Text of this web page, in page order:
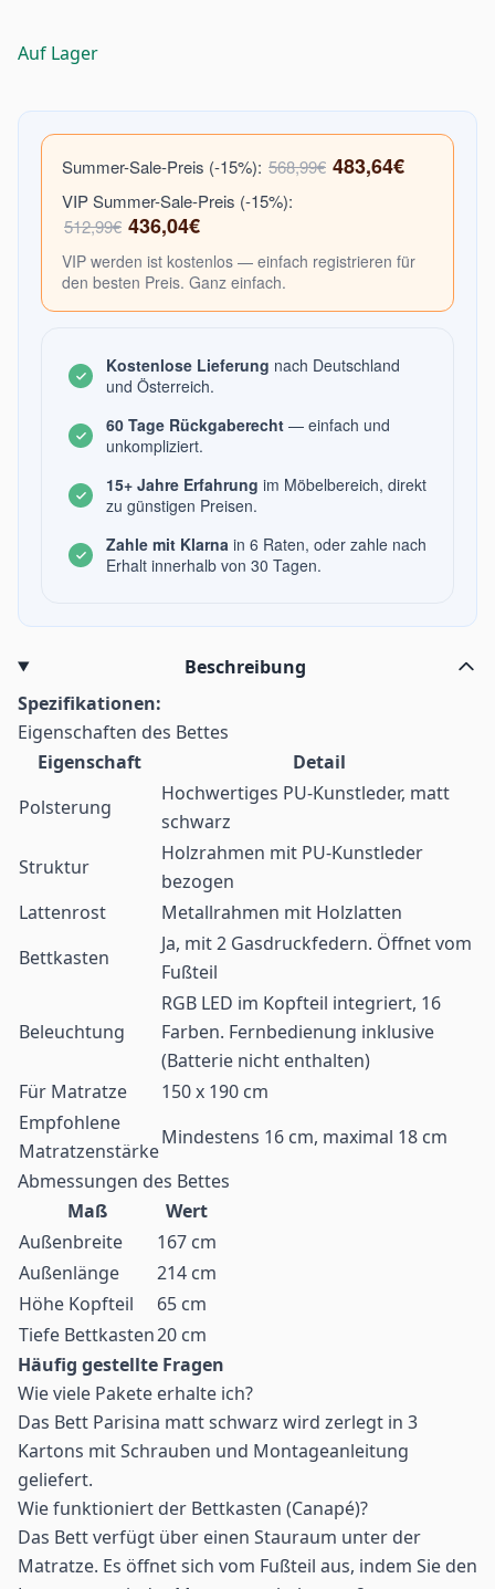
Auf Lager
Summer-Sale-Preis (-15%): 568,99€ 483,64€
VIP Summer-Sale-Preis (-15%):
512,99€ 436,04€
VIP werden ist kostenlos — einfach registrieren für
den besten Preis. Ganz einfach.
Kostenlose Lieferung nach Deutschland
und Österreich.
60 Tage Rückgaberecht — einfach und
unkompliziert.
15+ Jahre Erfahrung im Möbelbereich, direkt
zu günstigen Preisen.
Zahle mit Klarna in 6 Raten, oder zahle nach
Erhalt innerhalb von 30 Tagen.
Beschreibung
Spezifikationen:
Eigenschaften des Bettes
Eigenschaft
Detail
Polsterung
Hochwertiges PU-Kunstleder, matt
schwarz
Struktur
Holzrahmen mit PU-Kunstleder
bezogen
Lattenrost
Metallrahmen mit Holzlatten
Bettkasten
Ja, mit 2 Gasdruckfedern. Öffnet vom
Fußteil
Beleuchtung
RGB LED im Kopfteil integriert, 16
Farben. Fernbedienung inklusive
(Batterie nicht enthalten)
Für Matratze
150 x 190 cm
Empfohlene
Matratzenstärke
Mindestens 16 cm, maximal 18 cm
Abmessungen des Bettes
Maß
Wert
Außenbreite
167 cm
Außenlänge
214 cm
Höhe Kopfteil
65 cm
Tiefe Bettkasten20 cm
Häufig gestellte Fragen
Wie viele Pakete erhalte ich?
Das Bett Parisina matt schwarz wird zerlegt in 3
Kartons mit Schrauben und Montageanleitung
geliefert.
Wie funktioniert der Bettkasten (Canapé)?
Das Bett verfügt über einen Stauraum unter der
Matratze. Es öffnet sich vom Fußteil aus, indem Sie den